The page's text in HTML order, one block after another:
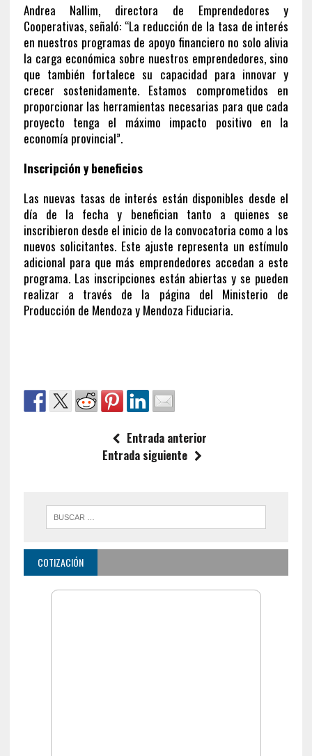
Andrea Nallim, directora de Emprendedores y
Cooperativas, señaló: “La reducción de la tasa de interés
en nuestros programas de apoyo financiero no solo alivia
la carga económica sobre nuestros emprendedores, sino
que también fortalece su capacidad para innovar y
crecer sostenidamente. Estamos comprometidos en
proporcionar las herramientas necesarias para que cada
proyecto tenga el máximo impacto positivo en la
economía provincial”.
Inscripción y beneficios
Las nuevas tasas de interés están disponibles desde el
día de la fecha y benefician tanto a quienes se
inscribieron desde el inicio de la convocatoria como a los
nuevos solicitantes. Este ajuste representa un estímulo
adicional para que más emprendedores accedan a este
programa. Las inscripciones están abiertas y se pueden
realizar a través de la página del Ministerio de
Producción de Mendoza y Mendoza Fiduciaria.
Entrada anterior
Entrada siguiente
COTIZACIÓN